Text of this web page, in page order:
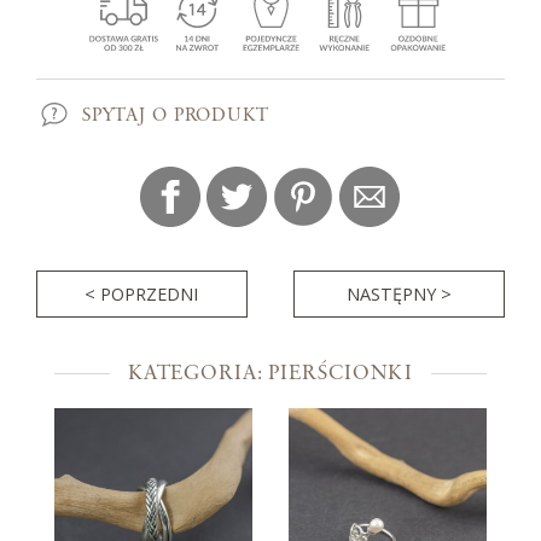
SPYTAJ O PRODUKT
< POPRZEDNI NASTĘPNY >
KATEGORIA: PIERŚCIONKI